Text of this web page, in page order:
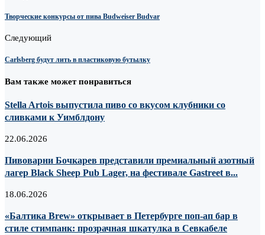
Творческие конкурсы от пива Budweiser Budvar
Следующий
Carlsberg будут лить в пластиковую бутылку
Вам также может понравиться
Stella Artois выпустила пиво со вкусом клубники со
сливками к Уимблдону
22.06.2026
Пивоварни Бочкарев представили премиальный азотный
лагер Black Sheep Pub Lager, на фестивале Gastreet в...
18.06.2026
«Балтика Brew» открывает в Петербурге поп-ап бар в
стиле стимпанк: прозрачная шкатулка в Севкабеле